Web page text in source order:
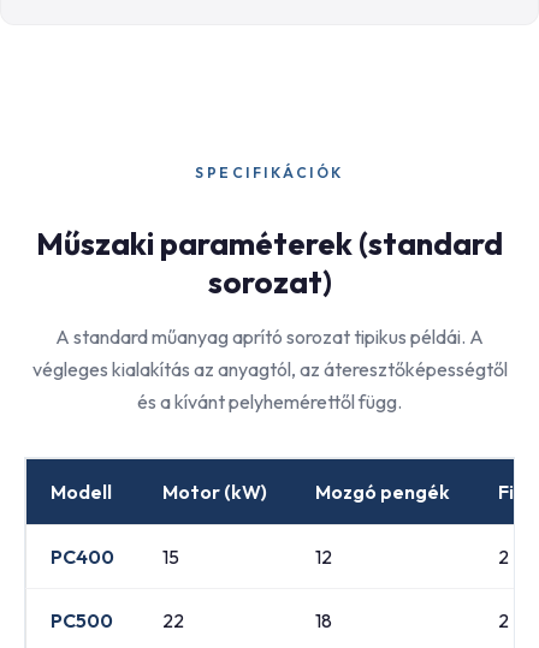
SPECIFIKÁCIÓK
Műszaki paraméterek (standard
sorozat)
A standard műanyag aprító sorozat tipikus példái. A
végleges kialakítás az anyagtól, az áteresztőképességtől
és a kívánt pelyhemérettől függ.
Modell Motor (kW) Mozgó pengék Fix
PC400 15 12 2
PC500 22 18 2